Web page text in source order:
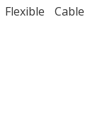
Cable